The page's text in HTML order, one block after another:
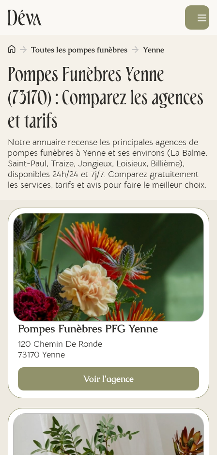
Obsèques
Prévoyance
Monument funéraire
Livraison de fleurs
Blog
Mes dernières volontés
Ouvrir le
Pompes Funèbres Yenne
(73170) : Comparez les agences
et tarifs
Toutes les pompes funèbres Yenne
Notre annuaire recense les principales agences de
pompes funèbres à Yenne et ses environs (La Balme,
Saint-Paul, Traize, Jongieux, Loisieux, Billième),
disponibles 24h/24 et 7j/7. Comparez gratuitement
les services, tarifs et avis pour faire le meilleur choix.
Pompes Funèbres PFG Yenne
120 Chemin De Ronde
73170 Yenne
Voir l'agence